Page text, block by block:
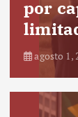
por
agosto 1,